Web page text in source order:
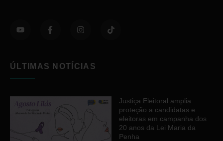
ÚLTIMAS NOTÍCIAS
Justiça Eleitoral amplia
proteção a candidatas e
eleitoras em campanha dos
20 anos da Lei Maria da
Penha